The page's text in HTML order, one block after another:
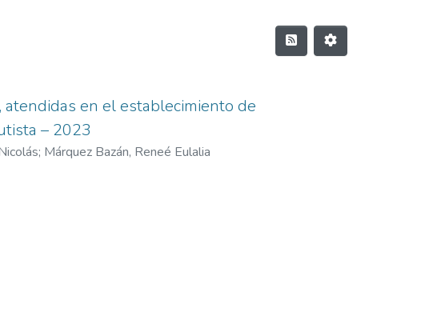
en el establecimiento de
– 2023
; Márquez Bazán, Reneé Eulalia